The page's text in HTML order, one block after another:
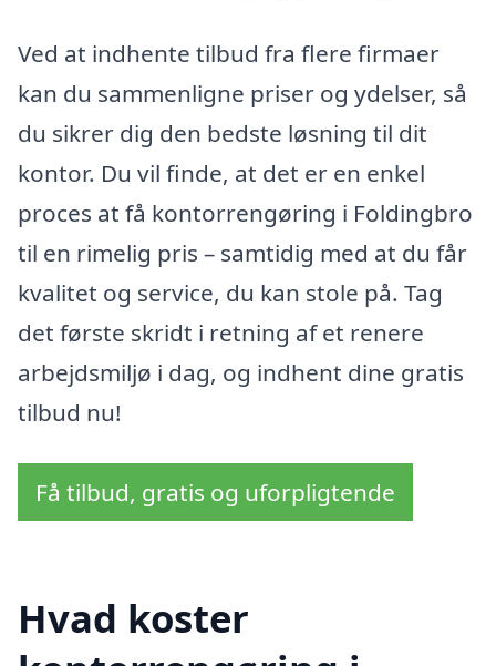
Ved at indhente tilbud fra flere firmaer
kan du sammenligne priser og ydelser, så
du sikrer dig den bedste løsning til dit
kontor. Du vil finde, at det er en enkel
proces at få kontorrengøring i Foldingbro
til en rimelig pris – samtidig med at du får
kvalitet og service, du kan stole på. Tag
det første skridt i retning af et renere
arbejdsmiljø i dag, og indhent dine gratis
tilbud nu!
Få tilbud, gratis og uforpligtende
Hvad koster